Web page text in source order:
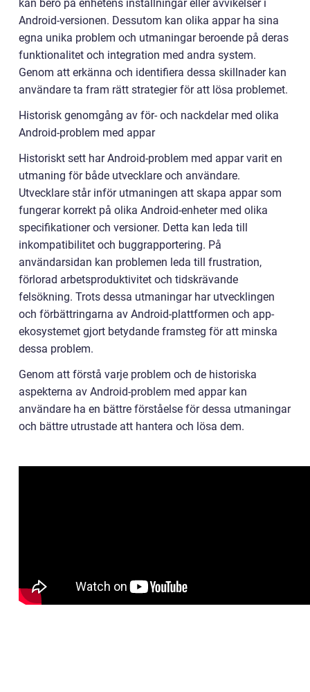
kan bero på enhetens inställningar eller avvikelser i
Android-versionen. Dessutom kan olika appar ha sina
egna unika problem och utmaningar beroende på deras
funktionalitet och integration med andra system.
Genom att erkänna och identifiera dessa skillnader kan
användare ta fram rätt strategier för att lösa problemet.
Historisk genomgång av för- och nackdelar med olika
Android-problem med appar
Historiskt sett har Android-problem med appar varit en
utmaning för både utvecklare och användare.
Utvecklare står inför utmaningen att skapa appar som
fungerar korrekt på olika Android-enheter med olika
specifikationer och versioner. Detta kan leda till
inkompatibilitet och buggrapportering. På
användarsidan kan problemen leda till frustration,
förlorad arbetsproduktivitet och tidskrävande
felsökning. Trots dessa utmaningar har utvecklingen
och förbättringarna av Android-plattformen och app-
ekosystemet gjort betydande framsteg för att minska
dessa problem.
Genom att förstå varje problem och de historiska
aspekterna av Android-problem med appar kan
användare ha en bättre förståelse för dessa utmaningar
och bättre utrustade att hantera och lösa dem.